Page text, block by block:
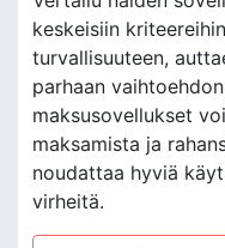
keskeisiin
turvallisuuteen,
parhaan
maksusovellukset
maksamista ja
noudattaa hyviä
virheitä.